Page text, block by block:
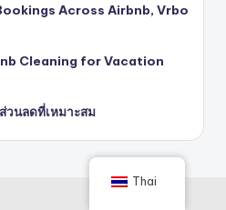
Across Airbnb, Vrbo
Cleaning for Vacation
วนลดที่เหมาะสม
Thai